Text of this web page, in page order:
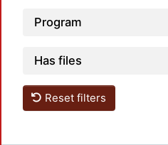
Program
Has files
Reset filters